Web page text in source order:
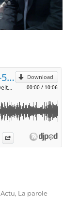
Catégories
Actu, La parole